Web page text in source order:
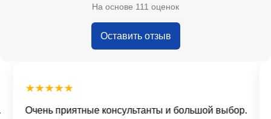
На основе 111 оценок
Оставить отзыв
★★★★★
Очень приятные консультанты и большой выбор.